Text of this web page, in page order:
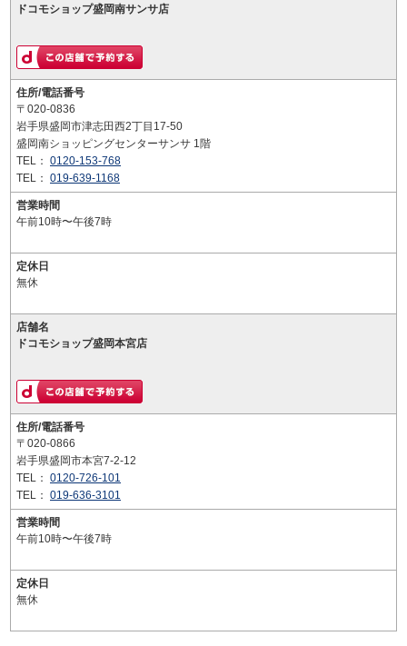
ドコモショップ盛岡南サンサ店
住所/電話番号
〒020-0836
岩手県盛岡市津志田西2丁目17-50
盛岡南ショッピングセンターサンサ 1階
TEL： 0120-153-768
TEL： 019-639-1168
営業時間
午前10時〜午後7時
定休日
無休
店舗名
ドコモショップ盛岡本宮店
住所/電話番号
〒020-0866
岩手県盛岡市本宮7-2-12
TEL： 0120-726-101
TEL： 019-636-3101
営業時間
午前10時〜午後7時
定休日
無休